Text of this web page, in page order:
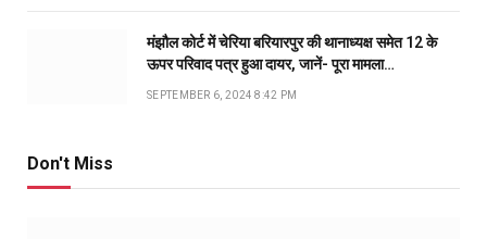
मंझौल कोर्ट में चेरिया बरियारपुर की थानाध्यक्ष समेत 12 के
ऊपर परिवाद पत्र हुआ दायर, जानें- पूरा मामला…
SEPTEMBER 6, 2024 8:42 PM
Don't Miss